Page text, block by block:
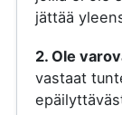
jättää
2. Ole
vastaat